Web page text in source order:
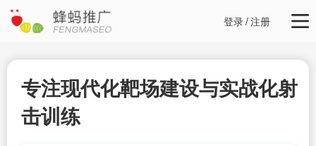
登录/注册
专注现代化靶场建设与实战化射
击训练